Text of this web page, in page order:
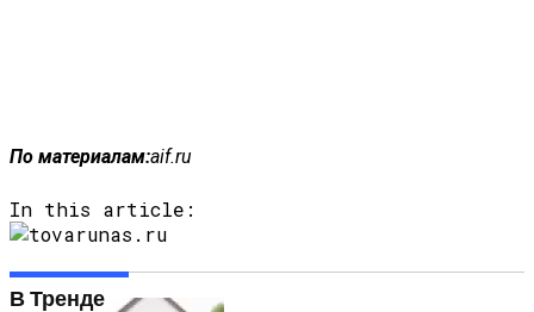
По материалам:aif.ru
In this article:
В Тренде